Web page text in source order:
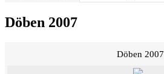
Döben 2007
Döben 2007